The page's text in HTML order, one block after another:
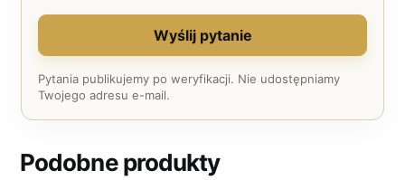
Wyślij pytanie
Pytania publikujemy po weryfikacji. Nie udostępniamy
Twojego adresu e-mail.
Podobne produkty